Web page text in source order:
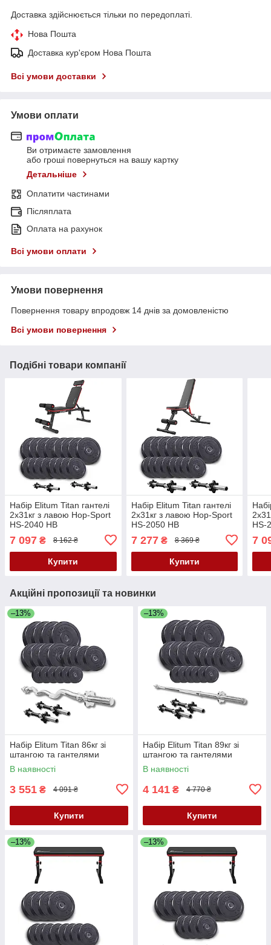
Доставка здійснюється тільки по передоплаті.
Нова Пошта
Доставка кур'єром Нова Пошта
Всі умови доставки
Умови оплати
Ви отримаєте замовлення
або гроші повернуться на вашу картку
Детальніше
Оплатити частинами
Післяплата
Оплата на рахунок
Всі умови оплати
Умови повернення
Повернення товару впродовж 14 днів за домовленістю
Всі умови повернення
Подібні товари компанії
Набір Elitum Titan гантелі
2х31кг з лавою Hop-Sport
HS-2040 НВ
7 097 ₴ 8 162 ₴
Купити
Набір Elitum Titan гантелі
2х31кг з лавою Hop-Sport
HS-2050 НВ
7 277₴ 8 369 ₴
Купити
HS-
7
Акційні пропозиції та новинки
–13%
Набір Elitum Titan 86кг зі
штангою та гантелями
В наявності
3 551 ₴ 4 091 ₴
Купити
–13%
Набір Elitum Titan 89кг зі
штангою та гантелями
В наявності
4 141 ₴ 4 770 ₴
Купити
–13% –13%